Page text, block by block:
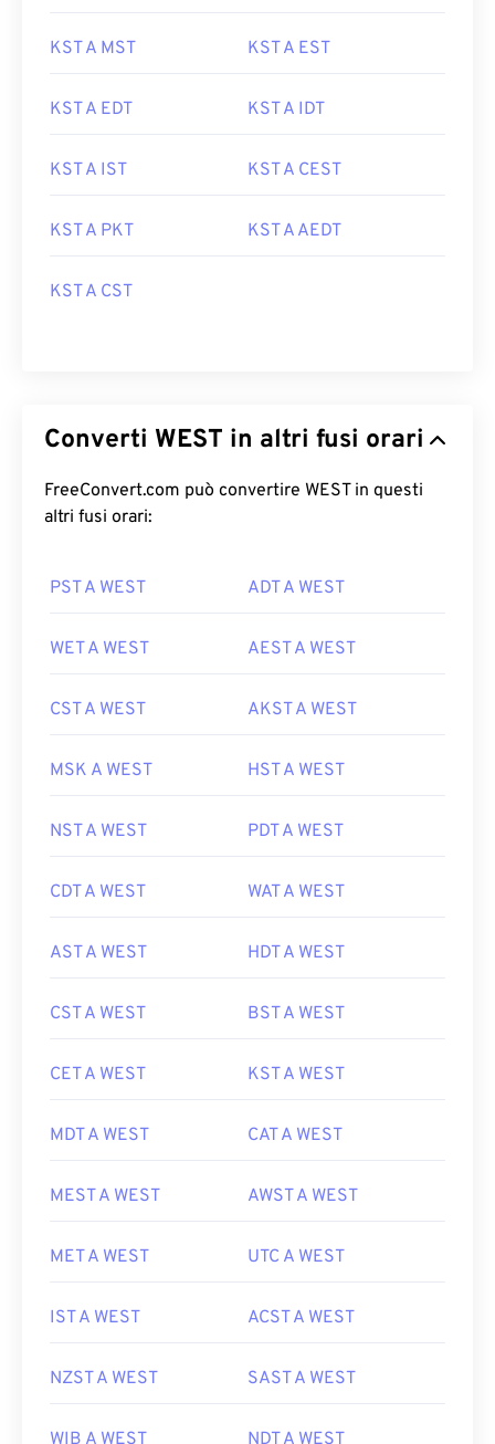
KST A MST KST A EST
KST A EDT KST A IDT
KST A IST KST A CEST
KST A PKT KST A AEDT
KST A CST
Converti WEST in altri fusi orari
FreeConvert.com può convertire WEST in questi
altri fusi orari:
PST A WEST ADT A WEST
WET A WEST AEST A WEST
CST A WEST AKST A WEST
MSK A WEST HST A WEST
NST A WEST PDT A WEST
CDT A WEST WAT A WEST
AST A WEST HDT A WEST
CST A WEST BST A WEST
CET A WEST KST A WEST
MDT A WEST CAT A WEST
MEST A WEST AWST A WEST
MET A WEST UTC A WEST
IST A WEST ACST A WEST
NZST A WEST SAST A WEST
WIB A WEST NDT A WEST